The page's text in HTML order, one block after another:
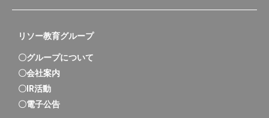
リソー教育グループ
〇グループについて
〇会社案内
〇IR活動
〇電子公告